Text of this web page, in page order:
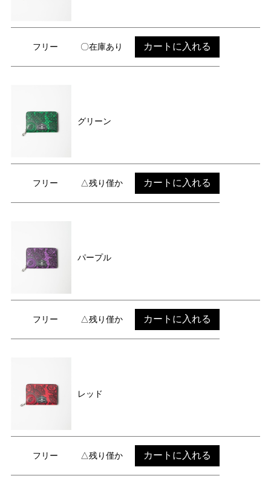
フリー 〇在庫あり カートに入れる
グリーン
フリー △残り僅か カートに入れる
パープル
フリー △残り僅か カートに入れる
レッド
フリー △残り僅か カートに入れる